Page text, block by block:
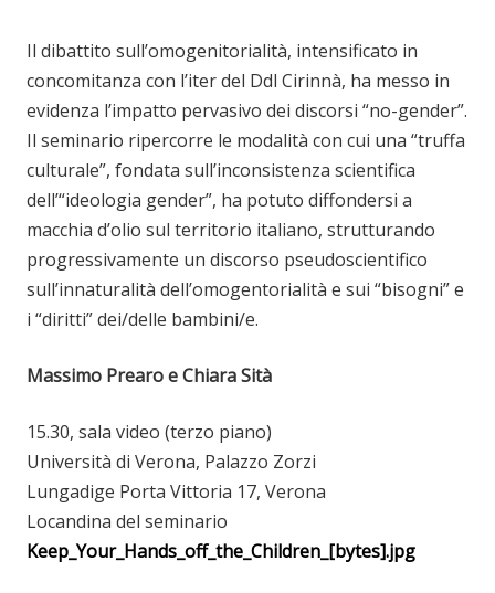
Il dibattito sull’omogenitorialità, intensificato in
concomitanza con l’iter del Ddl Cirinnà, ha messo in
evidenza l’impatto pervasivo dei discorsi “no-gender”.
Il seminario ripercorre le modalità con cui una “truffa
culturale”, fondata sull’inconsistenza scientifica
dell’“ideologia gender”, ha potuto diffondersi a
macchia d’olio sul territorio italiano, strutturando
progressivamente un discorso pseudoscientifico
sull’innaturalità dell’omogentorialità e sui “bisogni” e
i “diritti” dei/delle bambini/e.
Massimo Prearo e Chiara Sità
15.30, sala video (terzo piano)
Università di Verona, Palazzo Zorzi
Lungadige Porta Vittoria 17, Verona
Locandina del seminario
Keep_Your_Hands_off_the_Children_[bytes].jpg